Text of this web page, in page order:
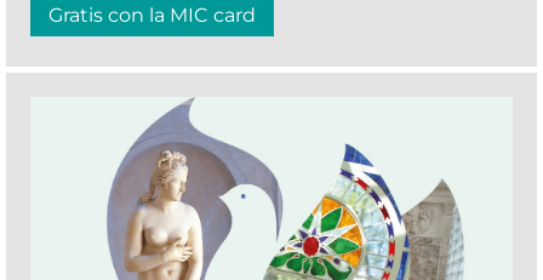
Gratis con la MIC card